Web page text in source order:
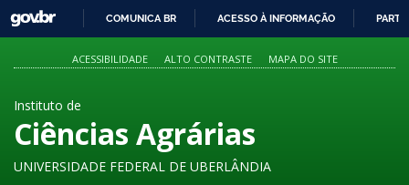
PARA
O
GOVBR
COMUNICA BR ACESSO À INFORMAÇÃO
ACESSIBILIDADE ALTO CONTRASTE MAPA DO SITE
Instituto de
Ciências Agrárias
UNIVERSIDADE FEDERAL DE UBERLÂNDIA